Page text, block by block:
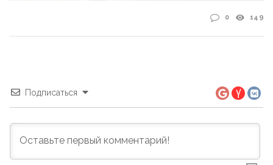
0 149
Подписаться